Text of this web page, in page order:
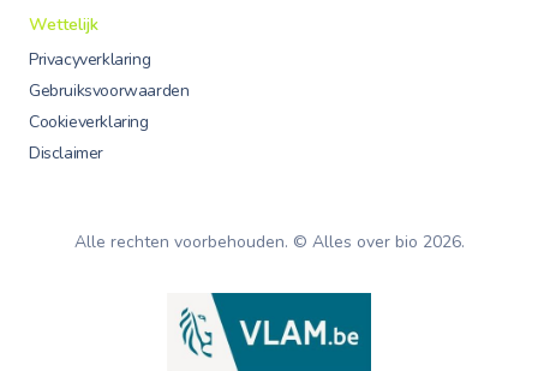
Wettelijk
Privacyverklaring
Gebruiksvoorwaarden
Cookieverklaring
Disclaimer
Alle rechten voorbehouden. © Alles over bio 2026.